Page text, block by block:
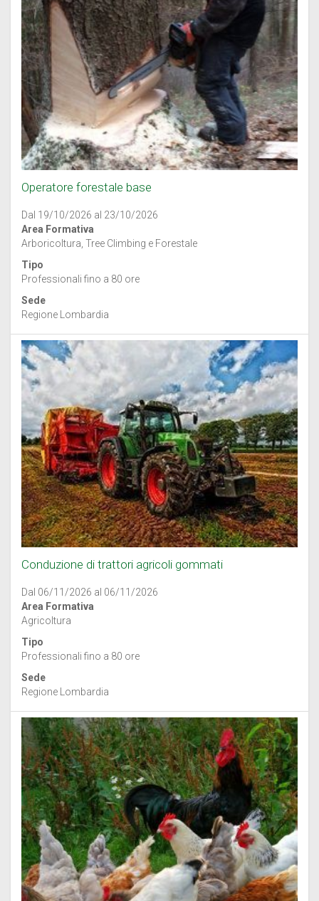
Operatore forestale base
Dal 19/10/2026 al 23/10/2026
Area Formativa
Arboricoltura, Tree Climbing e Forestale
Tipo
Professionali fino a 80 ore
Sede
Regione Lombardia
Conduzione di trattori agricoli gommati
Dal 06/11/2026 al 06/11/2026
Area Formativa
Agricoltura
Tipo
Professionali fino a 80 ore
Sede
Regione Lombardia